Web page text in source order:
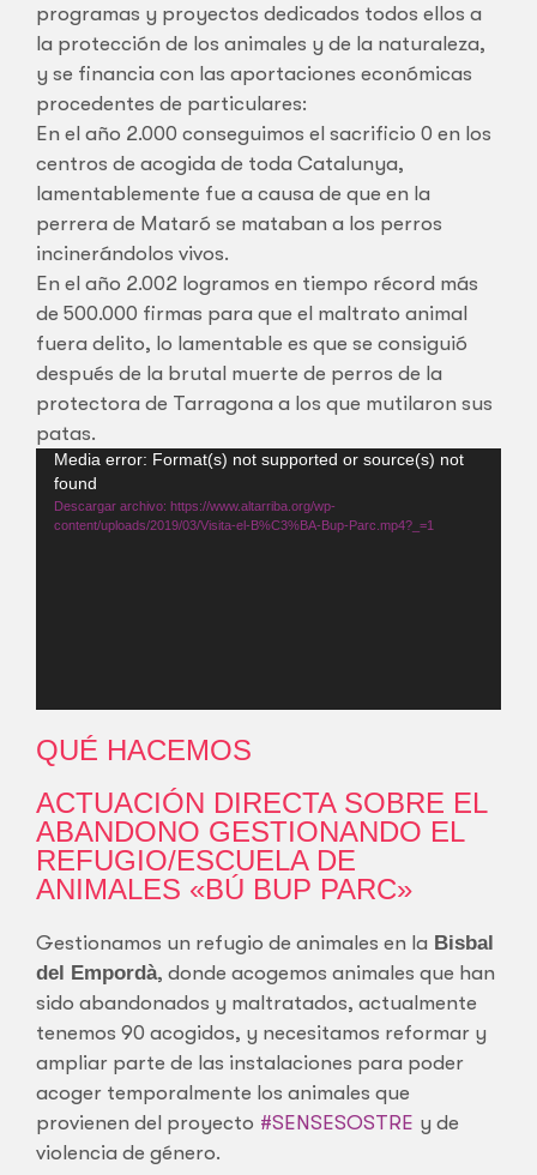
programas y proyectos dedicados todos ellos a
la protección de los animales y de la naturaleza,
y se financia con las aportaciones económicas
procedentes de particulares:
En el año 2.000 conseguimos el sacrificio 0 en los
centros de acogida de toda Catalunya,
lamentablemente fue a causa de que en la
perrera de Mataró se mataban a los perros
incinerándolos vivos.
En el año 2.002 logramos en tiempo récord más
de 500.000 firmas para que el maltrato animal
fuera delito, lo lamentable es que se consiguió
después de la brutal muerte de perros de la
protectora de Tarragona a los que mutilaron sus
patas.
Reproductor
de
vídeo
Media error: Format(s) not supported or source(s) not
found
Descargar archivo: https://www.altarriba.org/wp-
content/uploads/2019/03/Visita-el-B%C3%BA-Bup-Parc.mp4?_=1
QUÉ HACEMOS
ACTUACIÓN DIRECTA SOBRE EL
ABANDONO GESTIONANDO EL
REFUGIO/ESCUELA DE
ANIMALES «BÚ BUP PARC»
Gestionamos un refugio de animales en la Bisbal
del Empordà, donde acogemos animales que han
sido abandonados y maltratados, actualmente
tenemos 90 acogidos, y necesitamos reformar y
ampliar parte de las instalaciones para poder
acoger temporalmente los animales que
provienen del proyecto #SENSESOSTRE y de
violencia de género.